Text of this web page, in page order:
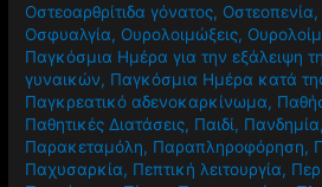
Οστεοαρθρίτιδα γόνατος, Οστεοπενία,
Οσφυαλγία, Ουρολοιμώξεις,
Παγκόσμια Ημέρα για την εξάλειψη
γυναικών, Παγκόσμια Ημέρα κατά
Παγκρεατικό αδενοκαρκίνωμα,
Παθητικές Διατάσεις, Παιδί, Πανδημία,
Παρακεταμόλη, Παραπληροφόρηση,
Παχυσαρκία, Πεπτική λειτουργία,